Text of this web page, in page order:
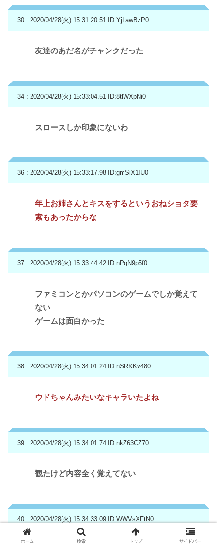
30 : 2020/04/28(火) 15:31:20.51 ID:YjLawBzP0
友達のあだ名がチャンクだった
34 : 2020/04/28(火) 15:33:04.51 ID:8tlWXpNi0
スロースしか印象にないわ
36 : 2020/04/28(火) 15:33:17.98 ID:gmSiX1IU0
年上お姉さんとキスをするというおねショタ要
素もあったからな
37 : 2020/04/28(火) 15:33:44.42 ID:nPqN9p5f0
ファミコンとかパソコンのゲームでしか覚えて
ない
ゲームは面白かった
38 : 2020/04/28(火) 15:34:01.24 ID:nSRKKv480
ウドちゃんみたいなキャラいたよね
39 : 2020/04/28(火) 15:34:01.74 ID:nkZ63CZ70
観たけど内容全く覚えてない
40 : 2020/04/28(火) 15:34:33.09 ID:WWVsXFtN0
ホーム 検索 トップ サイドバー